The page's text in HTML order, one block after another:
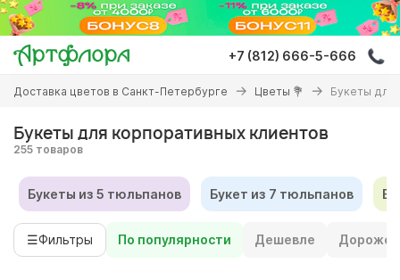
Перейти
основному
содержанию
+7 (812) 666-5-666
Вы
здесь
Доставка цветов в Санкт-Петербурге Цветы 💐 Букеты для
Букеты для корпоративных клиентов
255 товаров
Букеты из 5 тюльпанов Букет из 7 тюльпанов
☰Фильтры По популярности Дешевле Дороже